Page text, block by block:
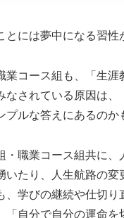
とには夢中になる習性
業コース組も、「生涯
なされている原因は、
プルな答えにあるのか
・職業コース組共に、
いたり、人生航路の変
、学びの継続や仕切り
「自分で自分の運命を